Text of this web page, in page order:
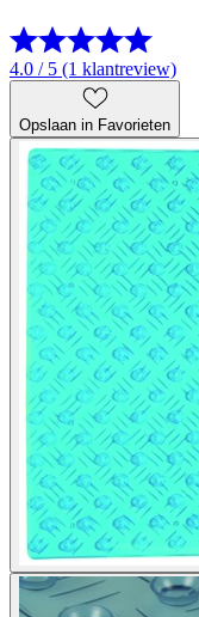
4.0 / 5 (1 klantreview)
Opslaan in Favorieten